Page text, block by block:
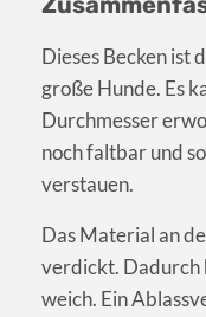
Dieses Becken ist
große Hunde. Es
Durchmesser
noch faltbar und
verstauen.
Das Material an
verdickt. Dadurch
weich. Ein